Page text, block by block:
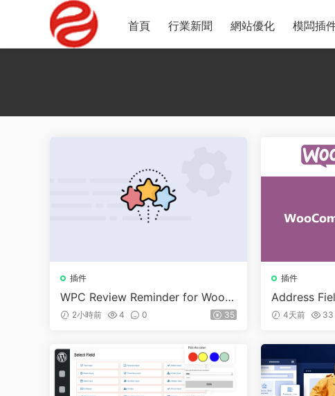
首頁 行業新聞 網站優化 模闆插
插件
WPC Review Reminder for WooC
ommerce v1.0.4
2小時前 4 0 35
插件
Address
4天前 33